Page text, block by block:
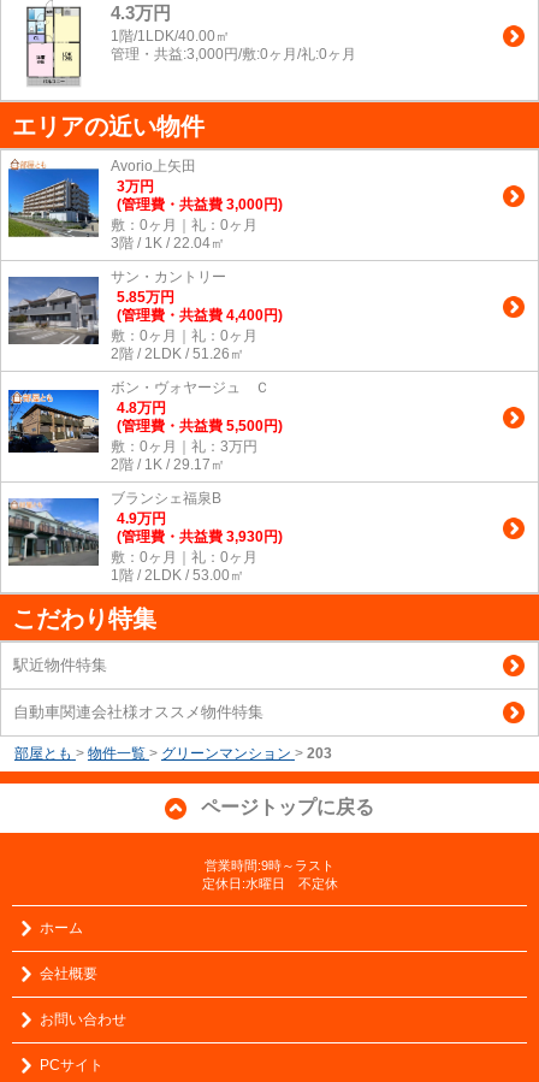
4.3万円
1階/1LDK/40.00㎡
管理・共益:3,000円/敷:0ヶ月/礼:0ヶ月
エリアの近い物件
Avorio上矢田
3万円
(管理費・共益費 3,000円)
敷：0ヶ月｜礼：0ヶ月
3階 / 1K / 22.04㎡
サン・カントリー
5.85万円
(管理費・共益費 4,400円)
敷：0ヶ月｜礼：0ヶ月
2階 / 2LDK / 51.26㎡
ボン・ヴォヤージュ Ｃ
4.8万円
(管理費・共益費 5,500円)
敷：0ヶ月｜礼：3万円
2階 / 1K / 29.17㎡
ブランシェ福泉B
4.9万円
(管理費・共益費 3,930円)
敷：0ヶ月｜礼：0ヶ月
1階 / 2LDK / 53.00㎡
こだわり特集
駅近物件特集
自動車関連会社様オススメ物件特集
部屋とも > 物件一覧 > グリーンマンション > 203
ページトップに戻る
営業時間:9時～ラスト
定休日:水曜日 不定休
ホーム
会社概要
お問い合わせ
PCサイト